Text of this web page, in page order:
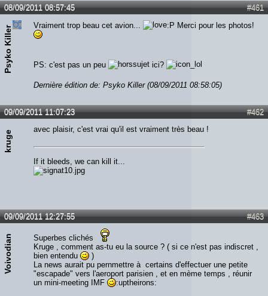
#461
08/09/2011 08:57:45
Psyko Killer Vraiment trop beau cet avion... :P Merci pour les photos!
PS: c'est pas un peu ici?
Dernière édition de: Psyko Killer (08/09/2011 08:58:05)
#462
09/09/2011 11:07:23
kruge
avec plaisir, c'est vrai qu'il est vraiment très beau !
If it bleeds, we can kill it...
#463
09/09/2011 12:27:55
Voivodian
Superbes clichés
Kruge , comment as-tu eu la source ? ( si ce n'est pas indiscret ,
bien entendu
)
La news aurait pu pernmettre à certains d'effectuer une petite
"escapade" vers l'aeroport parisien , et en mème temps , réunir
un mini-meeting IMF
:uptheirons: